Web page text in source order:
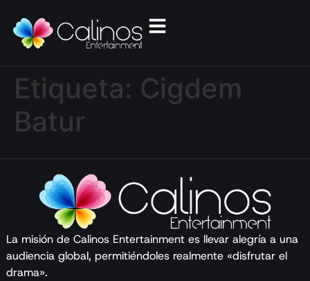
Etiqueta: Cigdem
Batur
La misión de Calinos Entertainment es llevar alegría a una
audiencia global, permitiéndoles realmente «disfrutar el
drama».